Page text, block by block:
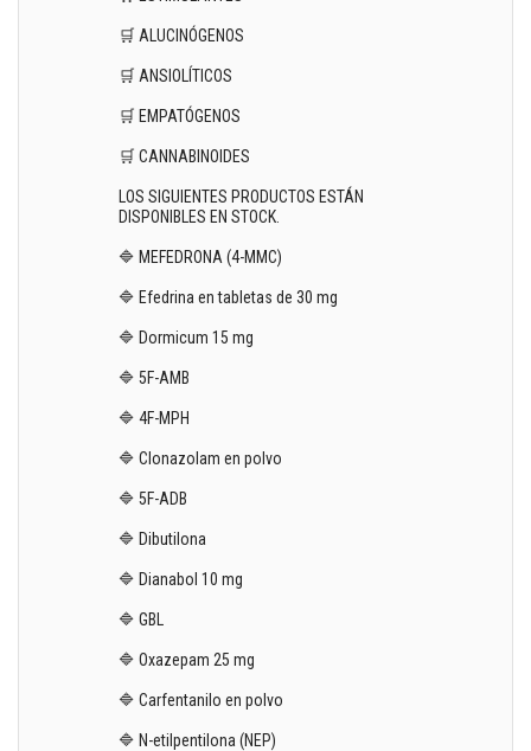
🛒 ALUCINÓGENOS
🛒 ANSIOLÍTICOS
🛒 EMPATÓGENOS
🛒 CANNABINOIDES
LOS SIGUIENTES PRODUCTOS ESTÁN
DISPONIBLES EN STOCK.
🔷 MEFEDRONA (4-MMC)
🔷 Efedrina en tabletas de 30 mg
🔷 Dormicum 15 mg
🔷 5F-AMB
🔷 4F-MPH
🔷 Clonazolam en polvo
🔷 5F-ADB
🔷 Dibutilona
🔷 Dianabol 10 mg
🔷 GBL
🔷 Oxazepam 25 mg
🔷 Carfentanilo en polvo
🔷 N-etilpentilona (NEP)